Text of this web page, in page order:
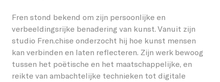
Vacatures
Contact
Fren stond bekend om zijn persoonlijke en
verbeeldingsrijke benadering van kunst. Vanuit zijn
studio Fren.chise onderzocht hij hoe kunst mensen
kan verbinden en laten reflecteren. Zijn werk bewoog
tussen het poëtische en het maatschappelijke, en
reikte van ambachtelijke technieken tot digitale